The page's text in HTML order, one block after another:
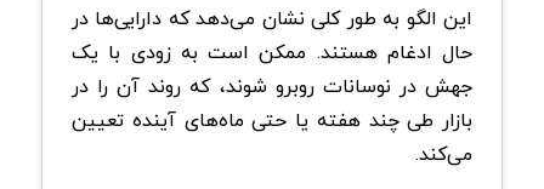
این الگو به طور کلی نشان می‌دهد که دارایی‌ها در
حال ادغام هستند. ممکن است به زودی با یک
جهش در نوسانات روبرو شوند، که روند آن را در
بازار طی چند هفته یا حتی ماه‌های آینده تعیین
می‌کند.